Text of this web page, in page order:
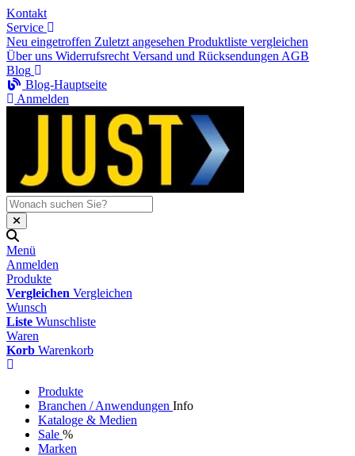
Kontakt
Service
Neu eingetroffen Zuletzt angesehen Produktliste vergleichen
Über uns Widerrufsrecht Versand und Rücksendungen AGB
Blog
Blog-Hauptseite
Anmelden
Menü
Anmelden
Produkte
Vergleichen Vergleichen
Wunsch
Liste Wunschliste
Waren
Korb Warenkorb
Produkte
Branchen / Anwendungen Info
Kataloge & Medien
Sale %
Marken